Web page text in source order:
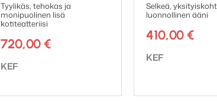
Tyylikäs, tehokas ja
monipuolinen lisä
kotiteatteriisi
720,00 €
Tuotemerkki:
KEF
Selkeä,
luonnollinen ääni
410,00 €
Tuotemerkki:
KEF